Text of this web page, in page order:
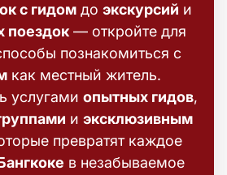
с гидомдо экскурсий и
поездок— откройте для
познакомиться с
как местный житель.
услугами опытных гидов,
и эксклюзивным
превратят каждое
в незабываемое